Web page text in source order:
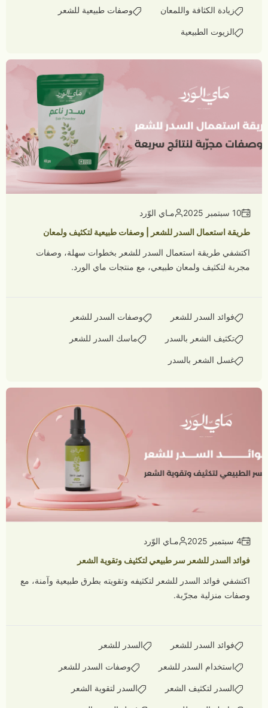
زيادة الكثافة واللمعان وصفات طبيعية للشعر
الزيوت الطبيعية
10 سبتمبر 2025
مـاي الوّرد
طريقة استعمال السدر للشعر | وصفات طبيعية لتكثيف ولمعان
اكتشفي طريقة استعمال السدر للشعر بخطوات سهلة، وصفات
مجربة لتكثيف ولمعان طبيعي، مع منتجات ماي الورد.
فوائد السدر للشعر وصفات السدر للشعر
تكثيف الشعر بالسدر ماسك السدر للشعر
غسل الشعر بالسدر
4 سبتمبر 2025
مـاي الوّرد
فوائد السدر للشعر سر طبيعي لتكثيف وتقوية الشعر
اكتشفي فوائد السدر للشعر لتكثيفه وتقويته بطرق طبيعية وآمنة، مع
وصفات منزلية مجرّبة.
فوائد السدر للشعر السدر للشعر
استخدام السدر للشعر وصفات السدر للشعر
السدر لتكثيف الشعر السدر لتقوية الشعر